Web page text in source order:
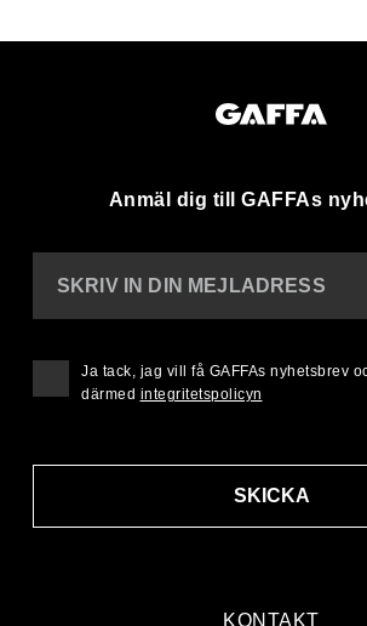
Anmäl dig till GAFFAs
KONTAKT
SKRIV IN DIN MEJLADRESS
SKICKA
Ja tack, jag vill få GAFFAs nyhetsbrev
därmed integritetspolicyn